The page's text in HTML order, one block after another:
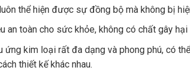
thể hiện được sự đồng bộ mà không bị
an toàn cho sức khỏe, không có chất gây
ứng kim loại rất đa dạng và phong phú, có
thiết kế khác nhau.